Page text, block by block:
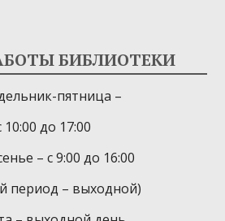
БИБЛИОТЕКИ
пятница –
10:00 до 17:00
– с 9:00 до 16:00
период – выходной)